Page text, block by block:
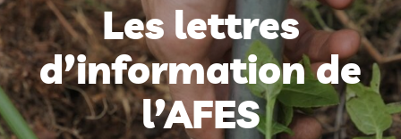
Les lettres
d’information de
l’AFES